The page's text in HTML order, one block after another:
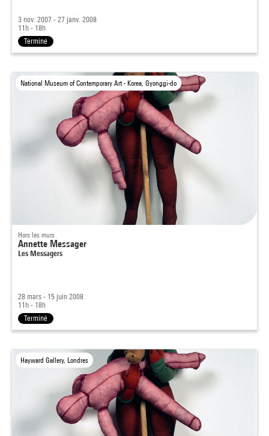
3 nov. 2007 - 27 janv. 2008
11h - 18h
Terminé
National Museum of Contemporary Art - Korea, Gyonggi-do
Hors les murs
Annette Messager
Les Messagers
28 mars - 15 juin 2008
11h - 18h
Terminé
Hayward Gallery, Londres